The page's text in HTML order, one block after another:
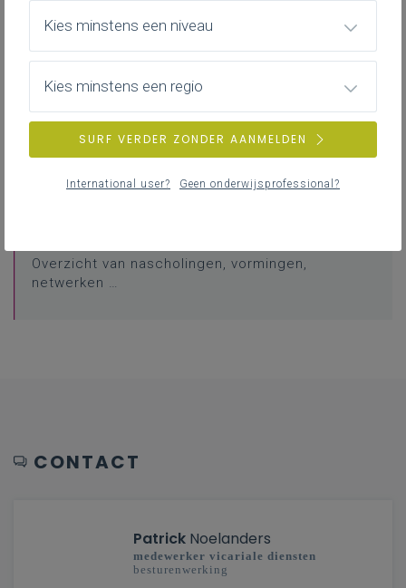
Literatuur, onderzoek, regelgeving, interessante
websites …
Overzicht van nascholingen, vormingen,
netwerken …
CONTACT
Patrick Noelanders
medewerker vicariale diensten
besturenwerking
Kies minstens een niveau
Kies minstens een regio
SURF VERDER ZONDER AANMELDEN
International user? Geen onderwijsprofessional?